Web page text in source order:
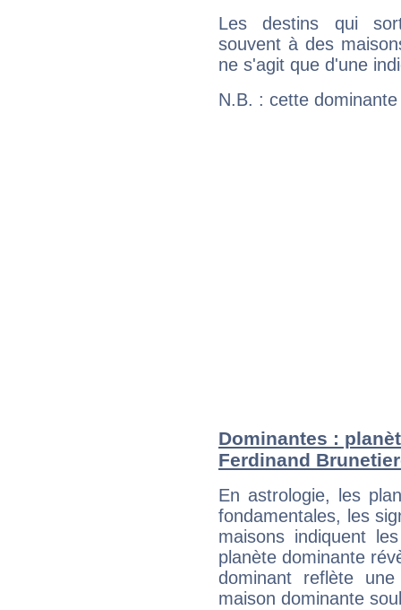
Les destins qui
souvent à des
ne s'agit que d'une
N.B. : cette
Dominantes :
Ferdinand
En astrologie, les
fondamentales, les
maisons indiquent
planète dominante
dominant reflète
maison dominante